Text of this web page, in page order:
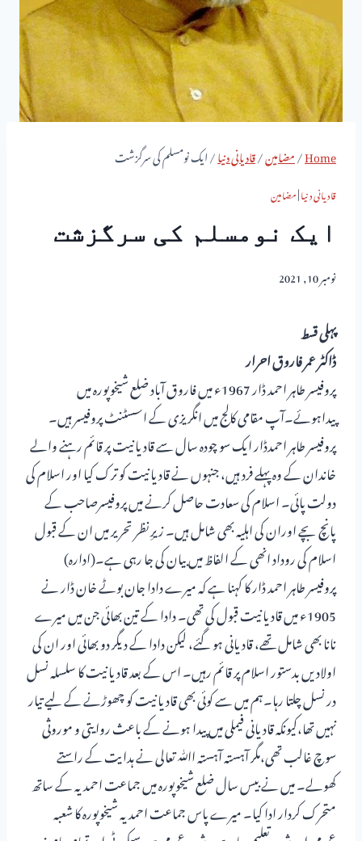
Home
/مضامین/قادیانی دنیا/ایک نومسلم کی سرگزشت
قادیانی دنیا|مضامین
ایک نومسلم کی سرگزشت
نومبر 10, 2021
پہلی قسط
ڈاکٹر عمر فاروق احرار
پروفیسر طاہر احمد ڈار 1967ء میں فاروق آباد ضلع شیخوپورہ میں
پیداہوئے۔آپ مقامی کالج میں انگریزی کے اسسٹنٹ پروفیسر ہیں۔
پروفیسر طاہر احمدڈار ایک سو چودہ سال سے قادیانیت پر قائم رہنے والے
خاندان کے وہ پہلے فرد ہیں، جنہوں نے قادیانیت کو ترک کیا اور اسلام کی
دولت پائی۔ اسلام کی سعادت حاصل کرنے میں پروفیسرصاحب کے
پانچ بچے اوران کی اہلیہ بھی شامل ہیں۔ زیرِ نظر تحریر میں ان کے قبول
اسلام کی روداد انھی کے الفاظ میں بیان کی جا رہی ہے۔(ادارہ)
پروفیسر طاہر احمد ڈار کا کہنا ہے کہ میرے دادا جان بوٹے خان ڈار نے
1905ء میں قادیانیت قبول کی تھی۔ دادا کے تین بھائی جن میں میرے
نانا بھی شامل تھے، قادیانی ہو گئے، لیکن دادا کے دیگر دو بھائی اور ان کی
اولادیں بدستور اسلام پر قائم رہیں۔ اس کے بعد قادیانیت کا سلسلہ نسل
در نسل چلتا رہا۔ہم میں سے کوئی بھی قادیانیت کو چھوڑنے کے لیے تیار
نہیں تھا،کیونکہ قادیانی فیملی میں پیدا ہونے کے باعث روایتی و موروثی
سوچ غالب تھی،مگر آہستہ آہستہ اﷲ تعالی نے ہدایت کے راستے
کھولے۔ میں نے بیس سال ضلع شیخوپورہ میں جماعت احمدیہ کے ساتھ
متحرک کردار ادا کیا۔ میرے پاس جماعت احمدیہ شیخوپورہ کا شعبہ